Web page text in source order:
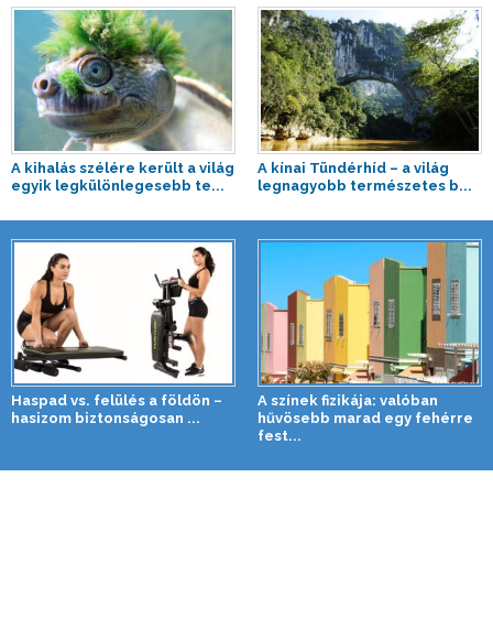
A kihalás szélére került a világ
egyik legkülönlegesebb te...
A kínai Tündérhíd – a világ
legnagyobb természetes b...
Haspad vs. felülés a földön –
hasizom biztonságosan ...
A színek fizikája: valóban
hűvösebb marad egy fehérre
fest...